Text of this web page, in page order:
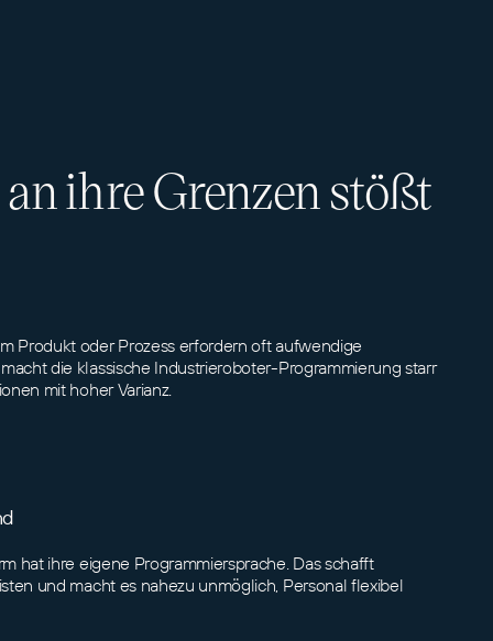
ihre Grenzen stößt
Produkt oder Prozess erfordern oft aufwendige
die klassische Industrieroboter-Programmierung starr
mit hoher Varianz.
hat ihre eigene Programmiersprache. Das schafft
und macht es nahezu unmöglich, Personal flexibel